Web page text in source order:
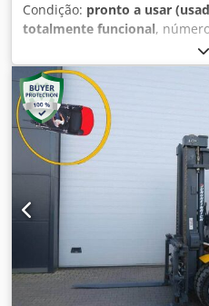
Condição: pronto a usar
totalmente funcional,
2013
8.506 h, capacidade de carga:
4.450 mm, altura de
do garfo:1.200 mm
ESPECIFICAÇÕES TÉCNICAS
Altura de elevação: 4.450 mm
Comprimento do garfo: 1.200
Tipo de mastro: Standard
x L x A): 3.550 x 1.980 x
Peso próprio: 10.410 kg
dianteiros: Superelástico
Horas de funcionamento:
circuito hidráulico 4.º circuito
Aquecimento da cabine